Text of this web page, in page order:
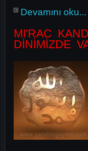
Devamını oku...
Mİ'RAC
DİNİMİZDE